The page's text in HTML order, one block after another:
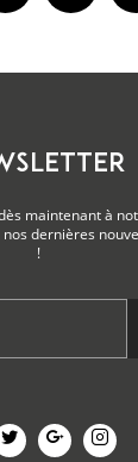
maintenant à
dernières
!